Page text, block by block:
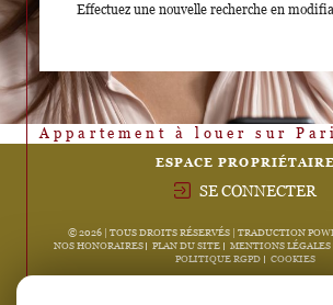
Effectuez une nouvelle recherche en
Appartement à louer sur
ESPACE PROPRIÉTAIRE
SE CONNECTER
© 2026 | TOUS DROITS RÉSERVÉS | TRADUCTION
NOS HONORAIRES
PLAN DU SITE MENTIONS LÉGALES
POLITIQUE RGPD
COOKIES